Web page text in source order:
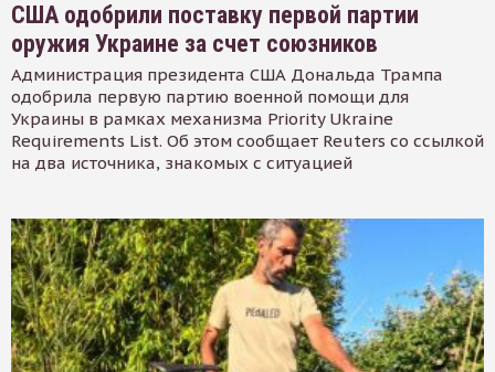
США одобрили поставку первой партии
оружия Украине за счет союзников
Администрация президента США Дональда Трампа
одобрила первую партию военной помощи для
Украины в рамках механизма Priority Ukraine
Requirements List. Об этом сообщает Reuters со ссылкой
на два источника, знакомых с ситуацией